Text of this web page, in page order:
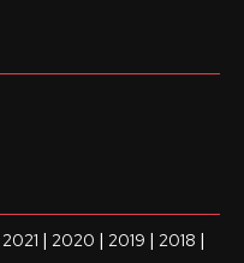
2021 | 2020 | 2019 | 2018 |